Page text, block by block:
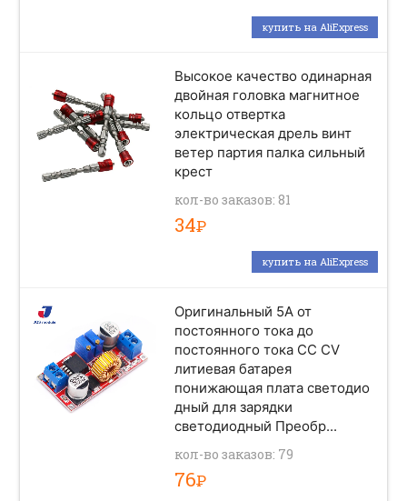
купить на AliExpress
Высокое качество одинарная
двойная головка магнитное
кольцо отвертка
электрическая дрель винт
ветер партия палка сильный
крест
кол-во заказов: 81
34Р
купить на AliExpress
Оригинальный 5A от
постоянного тока до
постоянного тока CC CV
литиевая батарея
понижающая плата светодио
дный для зарядки
светодиодный Преобр...
кол-во заказов: 79
76Р